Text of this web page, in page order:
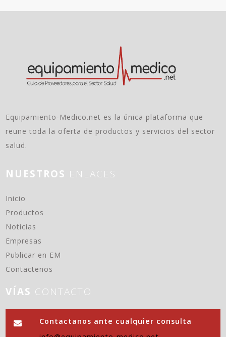
Equipamiento-Medico.net es la única plataforma que
reune toda la oferta de productos y servicios del sector
salud.
NUESTROS ENLACES
Inicio
Productos
Noticias
Empresas
Publicar en EM
Contactenos
VÍAS CONTACTO
Contactanos ante cualquier consulta